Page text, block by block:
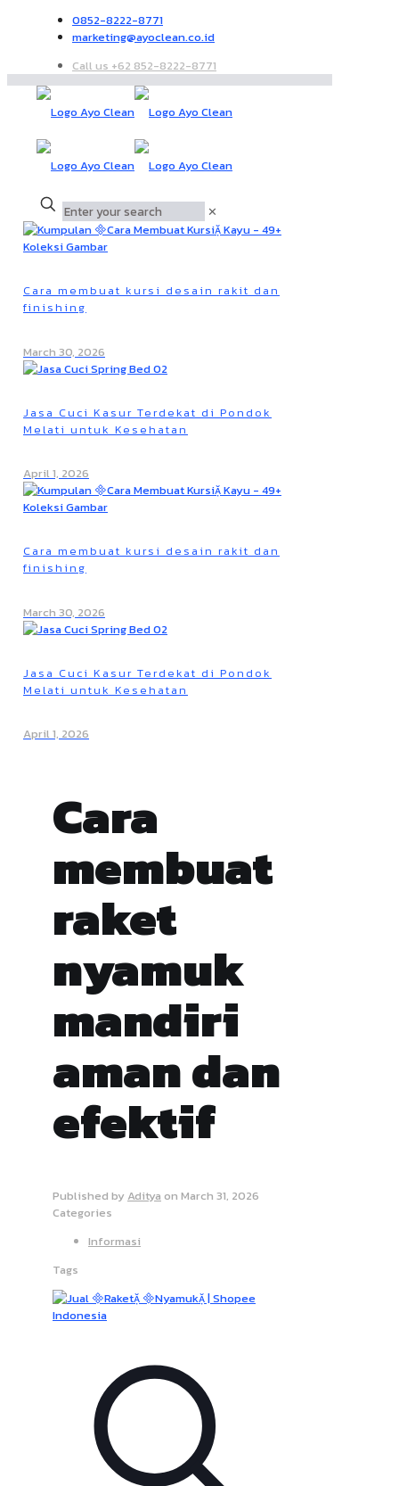
0852-8222-8771
marketing@ayoclean.co.id
Call us +62 852-8222-8771
✕
Cara membuat kursi desain rakit dan
finishing
March 30, 2026
Jasa Cuci Kasur Terdekat di Pondok
Melati untuk Kesehatan
April 1, 2026
Cara membuat kursi desain rakit dan
finishing
March 30, 2026
Jasa Cuci Kasur Terdekat di Pondok
Melati untuk Kesehatan
April 1, 2026
Cara
membuat
raket
nyamuk
mandiri
aman dan
efektif
Published by Aditya on March 31, 2026
Categories
Informasi
Tags